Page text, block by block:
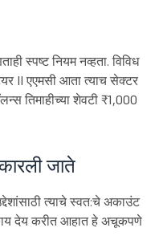
स्पष्ट नियम नव्हता. विविध
II एएमसी आता त्याच सेक्टर
तिमाहीच्या शेवटी ₹1,000
जाते
त्याचे स्वत:चे अकाउंट
देय करीत आहात हे अचूकपणे